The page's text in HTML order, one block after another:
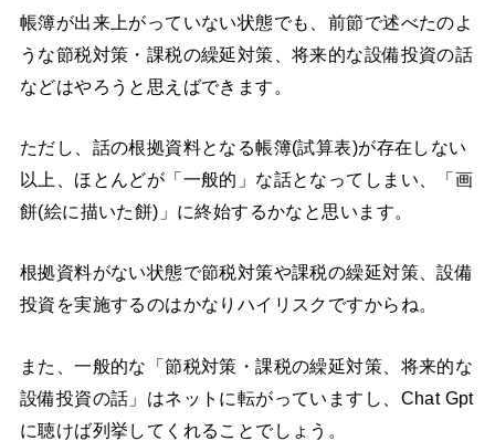
帳簿が出来上がっていない状態でも、前節で述べたのよ
うな節税対策・課税の繰延対策、将来的な設備投資の話
などはやろうと思えばできます。
ただし、話の根拠資料となる帳簿(試算表)が存在しない
以上、ほとんどが「一般的」な話となってしまい、「画
餅(絵に描いた餅)」に終始するかなと思います。
根拠資料がない状態で節税対策や課税の繰延対策、設備
投資を実施するのはかなりハイリスクですからね。
また、一般的な「節税対策・課税の繰延対策、将来的な
設備投資の話」はネットに転がっていますし、Chat Gpt
に聴けば列挙してくれることでしょう。